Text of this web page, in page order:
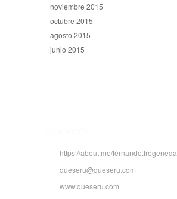
noviembre 2015
octubre 2015
agosto 2015
junio 2015
https://about.me/fernando.fregeneda
queseru@queseru.com
www.queseru.com